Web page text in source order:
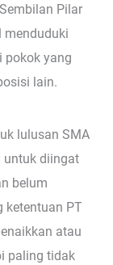
Pilar
menduduki
pokok yang
lain.
lulusan SMA
untuk diingat
belum
ketentuan PT
atau
paling tidak